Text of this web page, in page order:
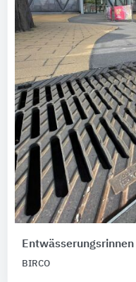
Entwässerungsrinnen
BIRCO